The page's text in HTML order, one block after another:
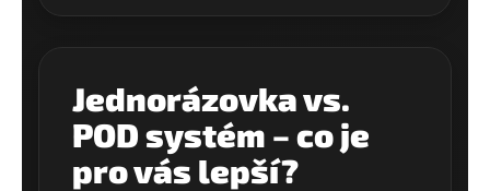
Jednorázovka vs.
POD systém – co je
pro vás lepší?